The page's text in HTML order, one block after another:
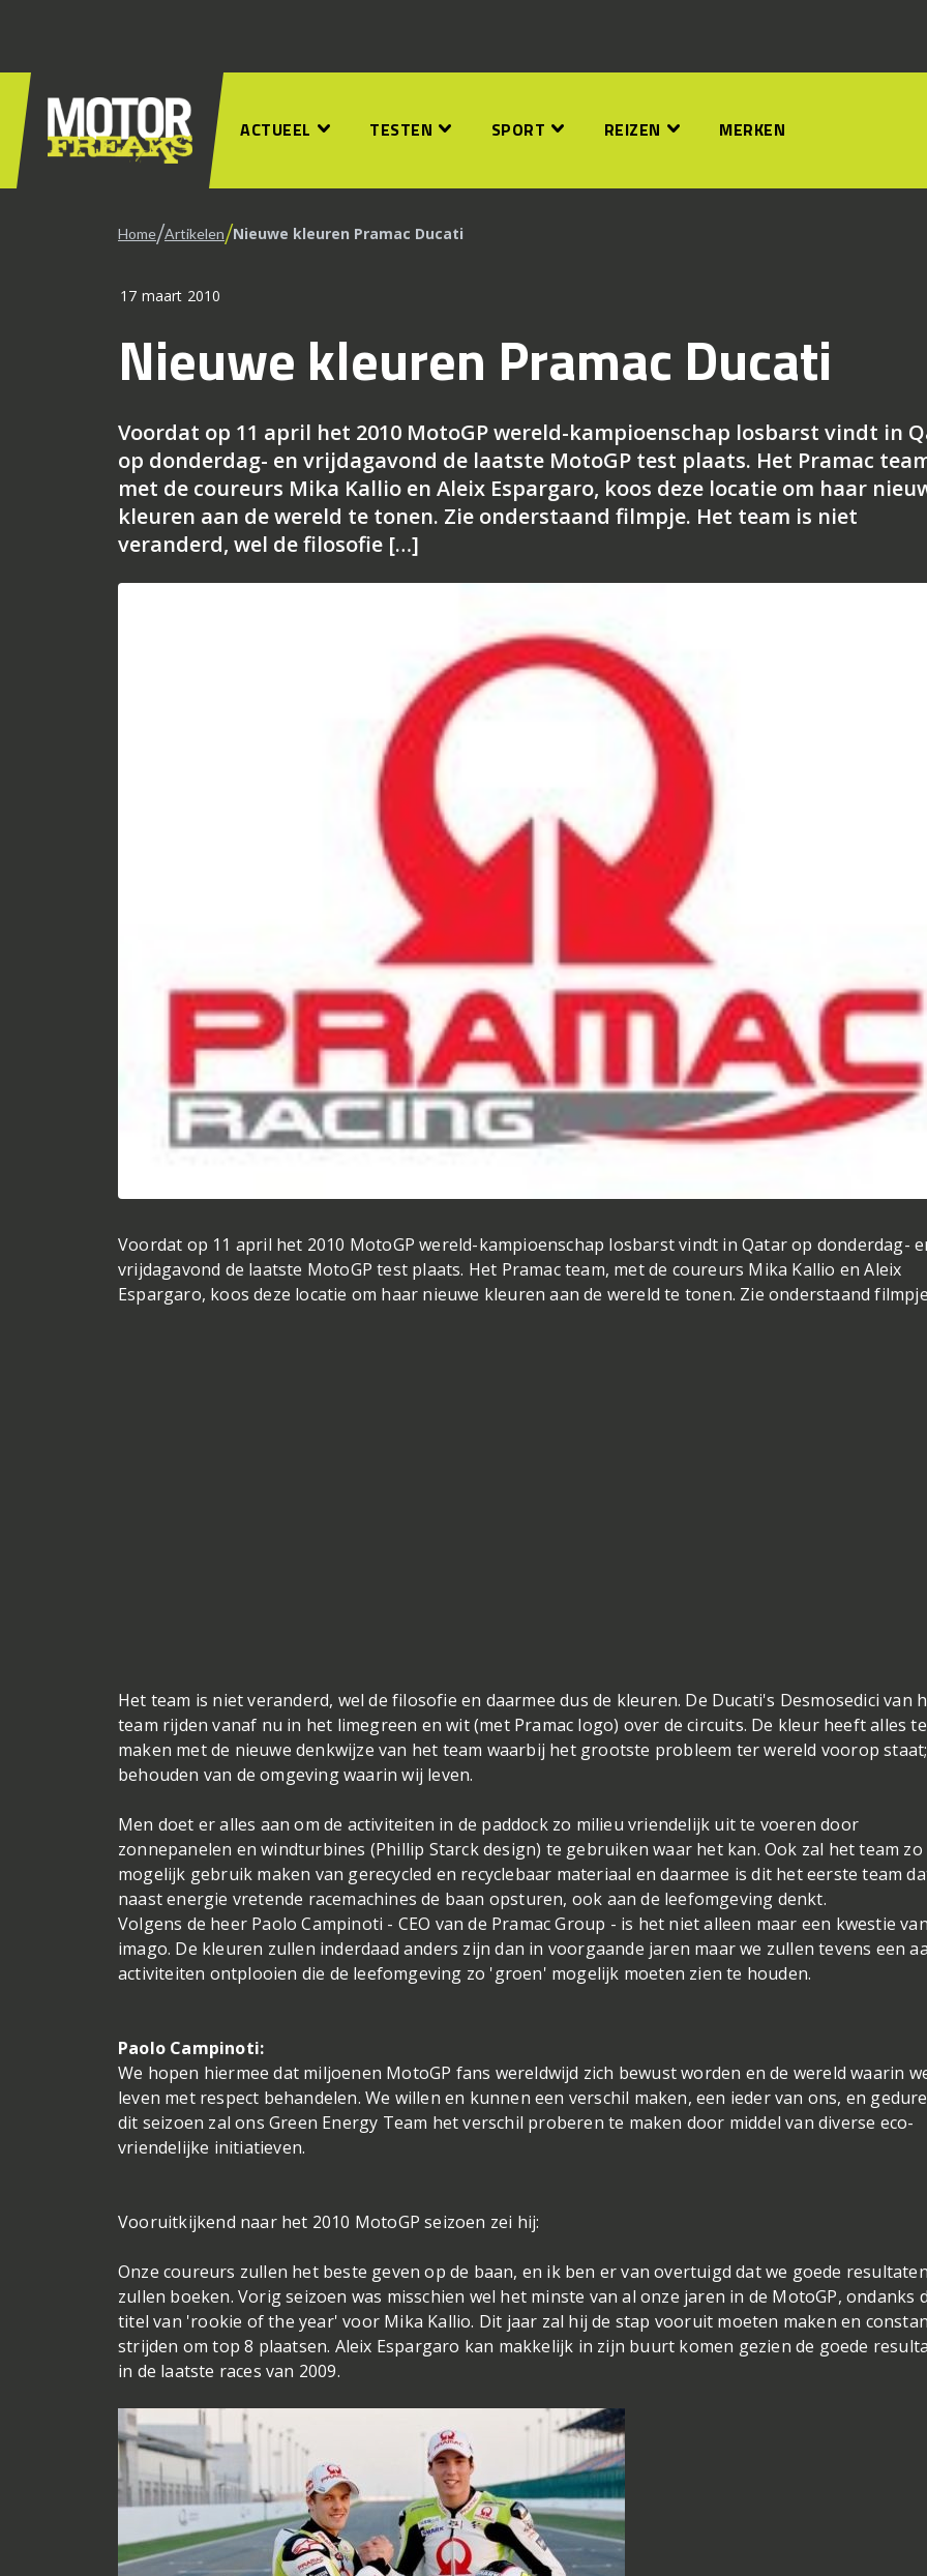
ACTUEEL TESTEN SPORT REIZEN MERKEN
Home/Artikelen/Nieuwe kleuren Pramac Ducati
17 maart 2010
Nieuwe kleuren Pramac Ducati
Voordat op 11 april het 2010 MotoGP wereld-kampioenschap losbarst vindt in
op donderdag- en vrijdagavond de laatste MotoGP test plaats. Het Pramac
met de coureurs Mika Kallio en Aleix Espargaro, koos deze locatie om haar
kleuren aan de wereld te tonen. Zie onderstaand filmpje. Het team is niet
veranderd, wel de filosofie […]
Voordat op 11 april het 2010 MotoGP wereld-kampioenschap losbarst vindt in Qatar op donderdag-
vrijdagavond de laatste MotoGP test plaats. Het Pramac team, met de coureurs Mika Kallio en Aleix
Espargaro, koos deze locatie om haar nieuwe kleuren aan de wereld te tonen. Zie onderstaand
Het team is niet veranderd, wel de filosofie en daarmee dus de kleuren. De Ducati's Desmosedici van
team rijden vanaf nu in het limegreen en wit (met Pramac logo) over de circuits. De kleur heeft alles te
maken met de nieuwe denkwijze van het team waarbij het grootste probleem ter wereld voorop
behouden van de omgeving waarin wij leven.
Men doet er alles aan om de activiteiten in de paddock zo milieu vriendelijk uit te voeren door
zonnepanelen en windturbines (Phillip Starck design) te gebruiken waar het kan. Ook zal het team zo
mogelijk gebruik maken van gerecycled en recyclebaar materiaal en daarmee is dit het eerste team
naast energie vretende racemachines de baan opsturen, ook aan de leefomgeving denkt.
Volgens de heer Paolo Campinoti - CEO van de Pramac Group - is het niet alleen maar een kwestie van
imago. De kleuren zullen inderdaad anders zijn dan in voorgaande jaren maar we zullen tevens een
activiteiten ontplooien die de leefomgeving zo 'groen' mogelijk moeten zien te houden.
Paolo Campinoti:
We hopen hiermee dat miljoenen MotoGP fans wereldwijd zich bewust worden en de wereld waarin
leven met respect behandelen. We willen en kunnen een verschil maken, een ieder van ons, en
dit seizoen zal ons Green Energy Team het verschil proberen te maken door middel van diverse eco-
vriendelijke initiatieven.
Vooruitkijkend naar het 2010 MotoGP seizoen zei hij:
Onze coureurs zullen het beste geven op de baan, en ik ben er van overtuigd dat we goede resultaten
zullen boeken. Vorig seizoen was misschien wel het minste van al onze jaren in de MotoGP, ondanks
titel van 'rookie of the year' voor Mika Kallio. Dit jaar zal hij de stap vooruit moeten maken en
strijden om top 8 plaatsen. Aleix Espargaro kan makkelijk in zijn buurt komen gezien de goede
in de laatste races van 2009.